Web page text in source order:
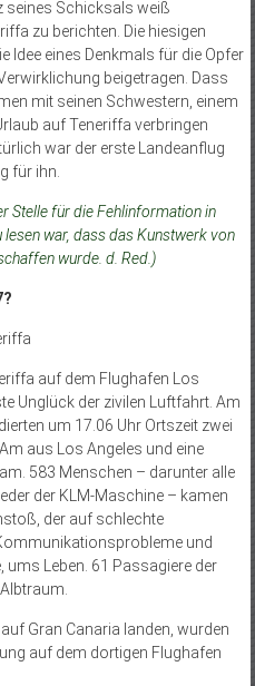
seines Schicksals weiß
zu berichten. Die hiesigen
Idee eines Denkmals für die Opfer
beigetragen. Dass
mit seinen Schwestern, einem
auf Teneriffa verbringen
war der erste Landeanflug
für ihn.
Stelle für die Fehlinformation in
war, dass das Kunstwerk von
wurde. d. Red.)
auf dem Flughafen Los
Unglück der zivilen Luftfahrt. Am
um 17.06 Uhr Ortszeit zwei
aus Los Angeles und eine
583 Menschen – darunter alle
der KLM-Maschine – kamen
der auf schlechte
und
Leben. 61 Passagiere der
Gran Canaria landen, wurden
auf dem dortigen Flughafen